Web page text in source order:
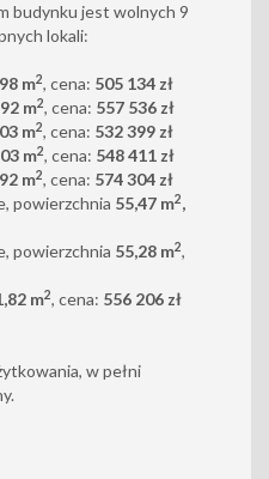
budynku jest wolnych 9
lokali:
m2, cena: 505 134 zł
m2, cena: 557 536 zł
m2, cena: 532 399 zł
m2, cena: 548 411 zł
m2, cena: 574 304 zł
powierzchnia 55,47 m2,
powierzchnia 55,28 m2,
m2, cena: 556 206 zł
w pełni